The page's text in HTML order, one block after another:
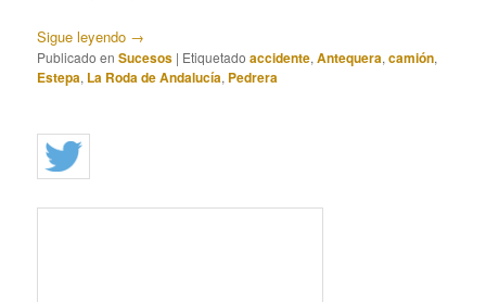
Sigue leyendo →
Publicado en Sucesos | Etiquetado accidente,Antequera,camión,
Estepa, La Roda de Andalucía, Pedrera